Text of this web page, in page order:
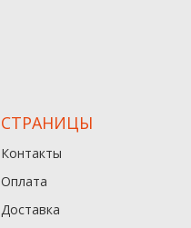
СТРАНИЦЫ
Контакты
Оплата
Доставка